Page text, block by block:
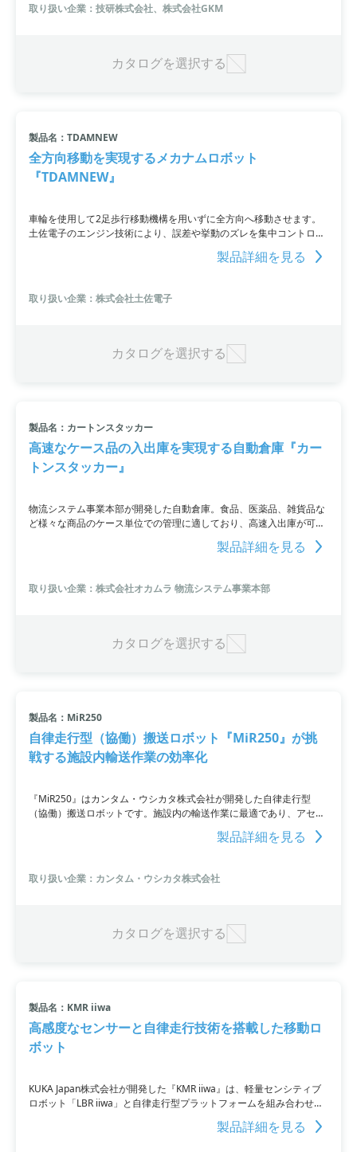
高精度な作業が可能です。
取り扱い企業：技研株式会社、株式会社GKM
カタログを選択する
製品名：TDAMNEW
全方向移動を実現するメカナムロボット
『TDAMNEW』
車輪を使用して2足歩行移動機構を用いずに全方向へ移動させます。
土佐電子のエンジン技術により、誤差や挙動のズレを集中コントロー
ルし、安定した移動を実現。メカナムホイールの特殊な構造により、
45度の方向に移動することが可能です。価格はお客様の要求仕様によ
製品詳細を見る
取り扱い企業：株式会社土佐電子
カタログを選択する
製品名：カートンスタッカー
高速なケース品の入出庫を実現する自動倉庫『カー
トンスタッカー』
物流システム事業本部が開発した自動倉庫。食品、医薬品、雑貨品な
ど様々な商品のケース単位での管理に適しており、高速入出庫が可能
です。棚板式ラックを採用し、簡単なオペレーションでケース品を集
中管理。速度コントロールとメカニズムの改善により、高速性能を実
ンプルにし、スリムな構造体に。幅広い温度帯に対応できるため、各
種業界で活用されています。さまざまなサイズに対応するフリーポジ
製品詳細を見る
取り扱い企業：株式会社オカムラ 物流システム事業本部
カタログを選択する
製品名：MiR250
自律走行型（協働）搬送ロボット『MiR250』が挑
戦する施設内輸送作業の効率化
『MiR250』はカンタム・ウシカタ株式会社が開発した自律走行型
（協働）搬送ロボットです。施設内の輸送作業に最適であり、アセン
ブリの部品搬送や材料輸送、医療施設での書類配布など、単純な作業
の自動化を実現します。従来の作業に比べて高度な作業に集中でき、
『MiR Shelf Carrier』や『MiR Charge48V』といったオプションも提
供しています。バッテリーの交換や部品のメンテナンスも容易で、安
製品詳細を見る
取り扱い企業：カンタム・ウシカタ株式会社
カタログを選択する
製品名：KMR iiwa
高感度なセンサーと自律走行技術を搭載した移動ロ
ボット
KUKA Japan株式会社が開発した『KMR iiwa』は、軽量センシティブ
ロボット「LBR iiwa」と自律走行型プラットフォームを組み合わせた
移動式アシスタントロボットです。特殊なジョイントトルクセンサー
による高感度な動作を実現し、安全柵なしでのナビゲーションが可
製品詳細を見る